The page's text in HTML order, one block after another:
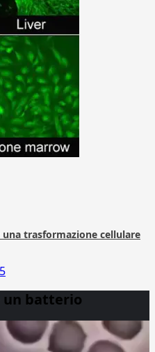
trasformazione cellulare
un batterio